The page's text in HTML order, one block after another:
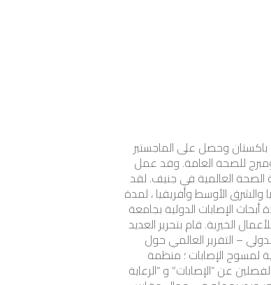
وحصل على الماجستير
للصحة العامة. وقد عمل
الصحة العالمية في جنيف. لقد
والشرق الأوسط وأفريقيا ، لمدة
أبحاث الإصابات الدولية بجامعة
الخيرية. قام بتحرير العديد
– التقرير العالمي حول
لمسوح الإصابات ؛ منظمة
عن “الإصابات” و “الرعاية